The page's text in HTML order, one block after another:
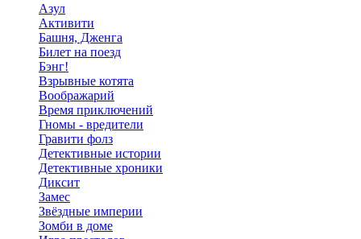
Азул
Активити
Башня, Дженга
Билет на поезд
Бэнг!
Взрывные котята
Воображарий
Время приключений
Гномы - вредители
Гравити фолз
Детективные истории
Детективные хроники
Диксит
Замес
Звёздные империи
Зомби в доме